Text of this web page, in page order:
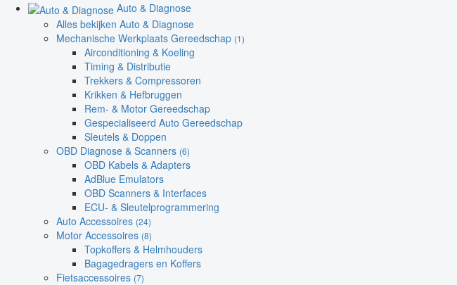
Auto & Diagnose
Alles bekijken Auto & Diagnose
Mechanische Werkplaats Gereedschap (1)
Airconditioning & Koeling
Timing & Distributie
Trekkers & Compressoren
Krikken & Hefbruggen
Rem- & Motor Gereedschap
Gespecialiseerd Auto Gereedschap
Sleutels & Doppen
OBD Diagnose & Scanners (6)
OBD Kabels & Adapters
AdBlue Emulators
OBD Scanners & Interfaces
ECU- & Sleutelprogrammering
Auto Accessoires (24)
Motor Accessoires (8)
Topkoffers & Helmhouders
Bagagedragers en Koffers
Fietsaccessoires (7)